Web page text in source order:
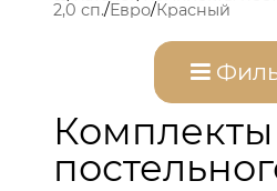
2,0 сп. Евро Красный
Комплекты